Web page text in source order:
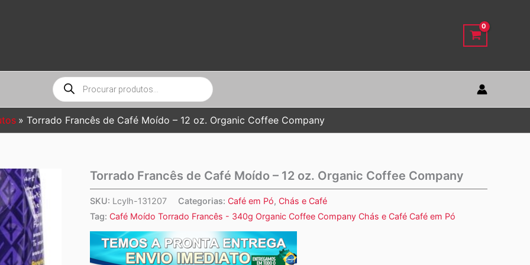
Pesquisar
produtos
Torrado Francês de Café Moído – 12 oz. Organic Coffee Company
Torrado Francês de Café Moído – 12 oz. Organic Coffee Company
SKU: Lcylh-131207 Categorias: Café em Pó, Chás e Café
Tag: Café Moído Torrado Francês - 340g Organic Coffee Company Chás e Café Café em Pó